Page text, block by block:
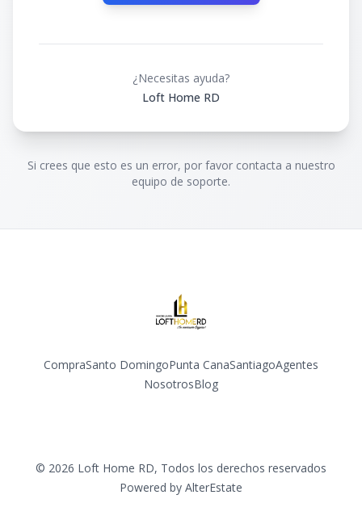
¿Necesitas ayuda?
Loft Home RD
Si crees que esto es un error, por favor contacta a nuestro
equipo de soporte.
CompraSanto DomingoPunta CanaSantiagoAgentes
NosotrosBlog
© 2026 Loft Home RD, Todos los derechos reservados
Powered by AlterEstate